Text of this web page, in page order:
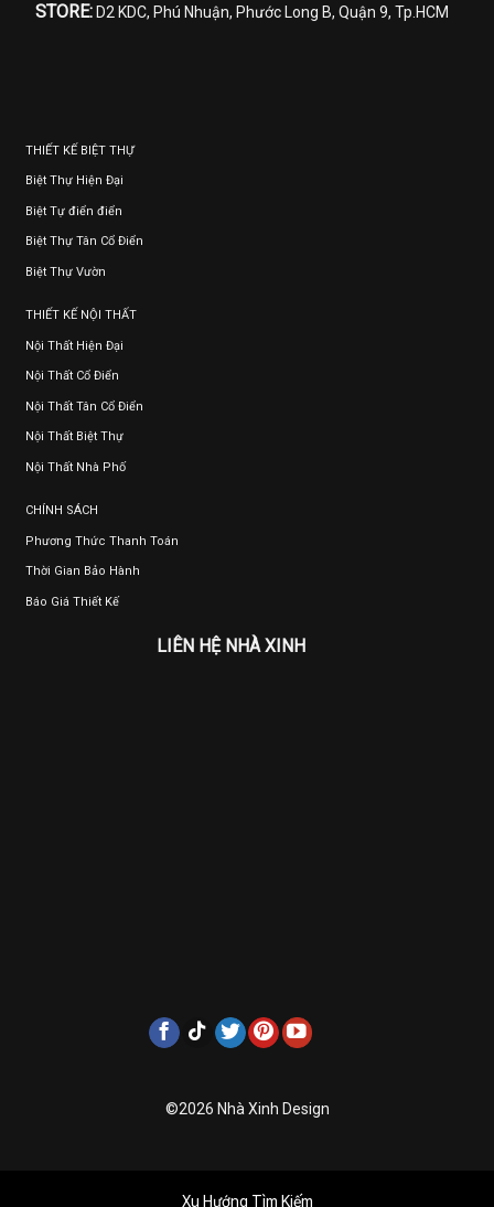
STORE: D2 KDC, Phú Nhuận, Phước Long B, Quận 9, Tp.HCM
THIẾT KẾ BIỆT THỰ
Biệt Thự Hiện Đại
Biệt Tự điển điển
Biệt Thự Tân Cổ Điển
Biệt Thự Vườn
THIẾT KẾ NỘI THẤT
Nội Thất Hiện Đại
Nội Thất Cổ Điển
Nội Thất Tân Cổ Điển
Nội Thất Biệt Thự
Nội Thất Nhà Phố
CHÍNH SÁCH
Phương Thức Thanh Toán
Thời Gian Bảo Hành
Báo Giá Thiết Kế
LIÊN HỆ NHÀ XINH
©2026 Nhà Xinh Design
Xu Hướng Tìm Kiếm